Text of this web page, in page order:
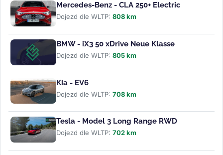
Mercedes-Benz - CLA 250+ Electric
Dojezd dle WLTP: 808 km
BMW - iX3 50 xDrive Neue Klasse
Dojezd dle WLTP: 805 km
Kia - EV6
Dojezd dle WLTP: 708 km
Tesla - Model 3 Long Range RWD
Dojezd dle WLTP: 702 km